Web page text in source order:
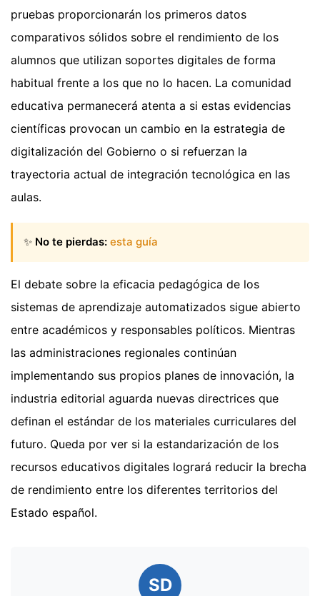
pruebas proporcionarán los primeros datos
comparativos sólidos sobre el rendimiento de los
alumnos que utilizan soportes digitales de forma
habitual frente a los que no lo hacen. La comunidad
educativa permanecerá atenta a si estas evidencias
científicas provocan un cambio en la estrategia de
digitalización del Gobierno o si refuerzan la
trayectoria actual de integración tecnológica en las
aulas.
✨ No te pierdas: esta guía
El debate sobre la eficacia pedagógica de los
sistemas de aprendizaje automatizados sigue abierto
entre académicos y responsables políticos. Mientras
las administraciones regionales continúan
implementando sus propios planes de innovación, la
industria editorial aguarda nuevas directrices que
definan el estándar de los materiales curriculares del
futuro. Queda por ver si la estandarización de los
recursos educativos digitales logrará reducir la brecha
de rendimiento entre los diferentes territorios del
Estado español.
SD